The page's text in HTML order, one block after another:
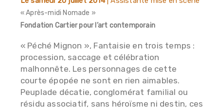
« Après-midi Nomade »
Fondation Cartier pour l’art contemporain
« Péché Mignon », Fantaisie en trois temps :
procession, saccage et célébration
malhonnête. Les personnages de cette
courte épopée ne sont en rien aimables.
Peuplade décatie, conglomérat familial ou
résidu associatif, sans héroïsme ni destin, ces